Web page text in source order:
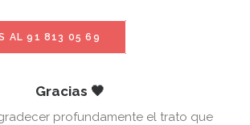
AL 91 813 05 69
Gracias 🖤
profundamente el trato que